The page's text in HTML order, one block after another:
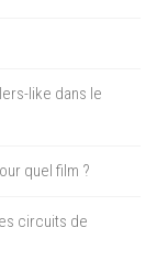
like dans le
quel film ?
circuits de